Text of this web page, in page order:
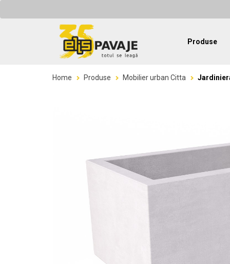
Produse
Home Produse Mobilier urban Citta